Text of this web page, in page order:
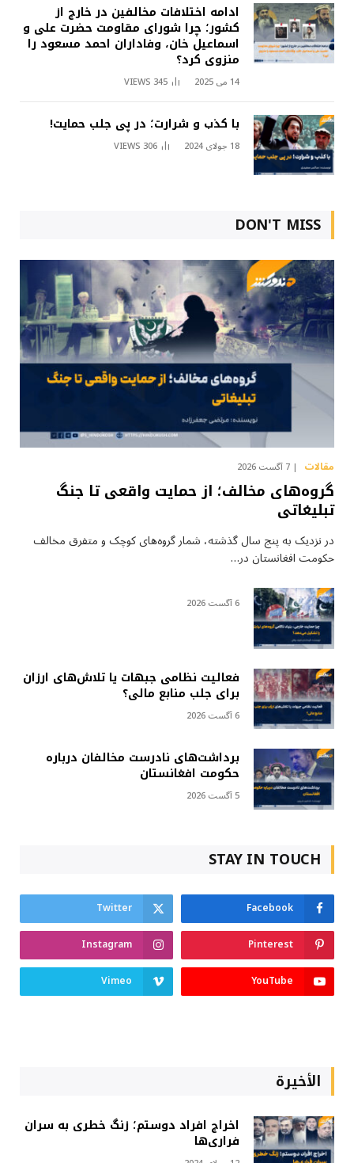
ادامه اختلافات مخالفین در خارج از
کشور؛ چرا شورای مقاومت حضرت علی و
اسماعیل خان، وفاداران احمد مسعود را
منزوی کرد؟
14 می 2025 345
VIEWS
با کذب و شرارت؛ در پی جلب حمایت!
18 جولای 2024 306
VIEWS
DON'T MISS
مقالات 7 آگست 2026
گروه‌های مخالف؛ از حمایت واقعی تا جنگ
تبلیغاتی
در نزدیک به پنج سال گذشته، شمار گروه‌های کوچک و متفرق مخالف
حکومت افغانستان در…
6 آگست 2026
فعالیت نظامی جبهات یا تلاش‌های ارزان
برای جلب منابع مالی؟
6 آگست 2026
برداشت‌های نادرست مخالفان درباره
حکومت افغانستان
5 آگست 2026
STAY IN TOUCH
Facebook
Twitter
Pinterest
Instagram
YouTube
Vimeo
الأخيرة
اخراج افراد دوستم؛ زنگ خطری به سران
فراری‌ها